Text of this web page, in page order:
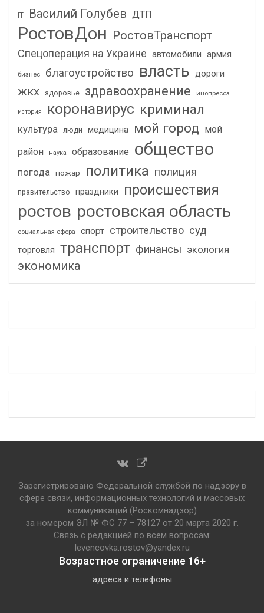
IT Василий Голубев ДТП
РостовДон РостовТранспорт
Спецоперация на Украине автомобили армия
бизнес благоустройство власть дороги
жкх здоровье здравоохранение инопресса
история коронавирус криминал
культура люди медицина мой город мой
район
наука образование общество
погода пожар политика полиция
правительство праздники происшествия
ростов ростовская область
социальная сфера спорт строительство суд
торговля транспорт финансы экология
экономика
Зарегистрировано Федеральной службой по надзору в
сфере связи, информационных технологий и массовых
коммуникаций (Роскомнадзор)
за номером ЭЛ № ФС 77 – 78127 от 20 марта 2020 г.
Связь с редакцией по всем вопросам:
levencovka.rostov@yandex.ru
Возрастное ограничение 16+
адреса и телефоны